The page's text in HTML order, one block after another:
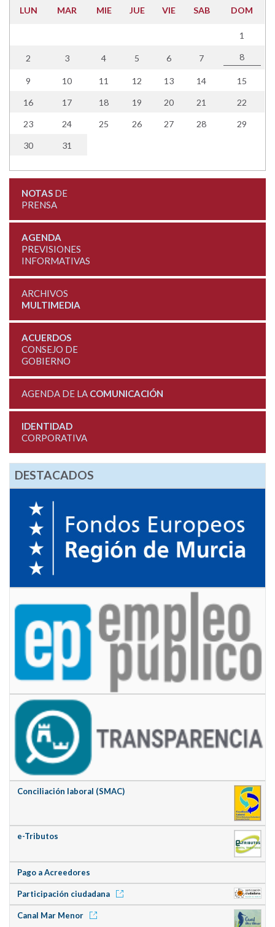
LUN MAR MIE JUE VIE SAB DOM
1
2 3 4 5 6 7 8
9 10 11 12 13 14 15
16 17 18 19 20 21 22
23 24 25 26 27 28 29
30 31
NOTASDE
PRENSA
AGENDA
PREVISIONES
INFORMATIVAS
ARCHIVOS
MULTIMEDIA
ACUERDOS
CONSEJO DE
GOBIERNO
AGENDA DE LA COMUNICACIÓN
IDENTIDAD
CORPORATIVA
DESTACADOS
Conciliación laboral (SMAC)
e-Tributos
Pago a Acreedores
Participación ciudadana
Canal Mar Menor